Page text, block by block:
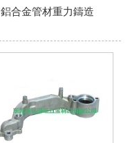
鋁合金管材重力鑄造